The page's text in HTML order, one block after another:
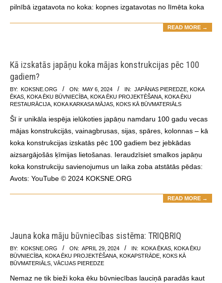
pilnībā izgatavota no koka: kopnes izgatavotas no līmēta koka
READ MORE →
Kā izskatās japāņu koka mājas konstrukcijas pēc 100
gadiem?
2024-
05-
BY: KOKSNE.ORG ON: MAY 6, 2024 IN: JAPĀNAS PIEREDZE KOKA
ĒKAS KOKA ĒKU BŪVNIECĪBA KOKA ĒKU PROJEKTĒŠANA KOKA ĒKU
RESTAURĀCIJA KOKA KARKASA MĀJAS KOKS KĀ BŪVMATERIĀLS
Šī ir unikāla iespēja ielūkoties japāņu namdaru 100 gadu vecas
mājas konstrukcijās, vainagbrusas, sijas, spāres, kolonnas – kā
koka konstrukcijas izskatās pēc 100 gadiem bez jebkādas
aizsargājošās ķīmijas lietošanas. Ieraudzīsiet smalkos japāņu
koka konstrukciju savienojumus un laika zoba atstātās pēdas:
Avots: YouTube © 2024 KOKSNE.ORG
READ MORE →
Jauna koka māju būvniecības sistēma: TRIQBRIQ
2024-
04-
BY: KOKSNE.ORG ON: APRIL 29, 2024 IN: KOKA ĒKAS
KOKA ĒKU
BŪVNIECĪBA
KOKA ĒKU PROJEKTĒŠANA KOKAPSTRĀDE
KOKS KĀ
BŪVMATERIĀLS VĀCIJAS PIEREDZE
Nemaz ne tik bieži koka ēku būvniecības lauciņā paradās kaut